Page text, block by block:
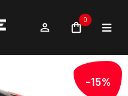
0
-15%